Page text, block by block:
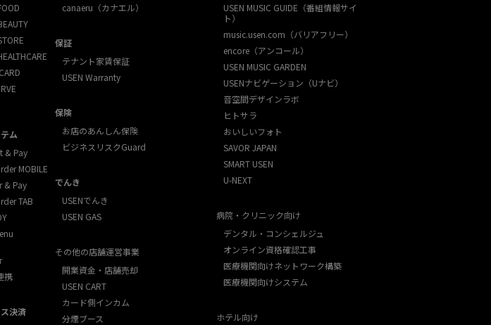
ム
& Pay
MOBILE
& Pay
TAB
携
決済
canaeru（カナエル）
保証
テナント家賃保証
USEN Warranty
保険
お店のあんしん保険
ビジネスリスクGuard
でんき
USENでんき
USEN GAS
その他の店舗運営事業
開業資金・店舗売却
USEN CART
カード側インカム
分煙ブース
USEN MUSIC GUIDE（番組情報サイ
ト）
music.usen.com（バリアフリー）
encore（アンコール）
USEN MUSIC GARDEN
USENナビゲーション（Uナビ）
音空間デザインラボ
ヒトサラ
おいしいフォト
SAVOR JAPAN
SMART USEN
U-NEXT
病院・クリニック向け
デンタル・コンシェルジュ
オンライン資格確認工事
医療機関向けネットワーク構築
医療機関向けシステム
ホテル向け